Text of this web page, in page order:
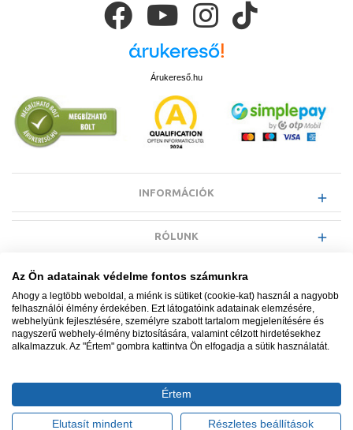
Árukereső.hu
INFORMÁCIÓK
RÓLUNK
EGYÉB INFORMÁCIÓK
VÁSÁRLÓI INFORMÁCIÓK
Minden jog fenntartva. © Adatkezelés nyilvántartási száma NAIH-
Az Ön adatainak védelme fontos számunkra
Ahogy a legtöbb weboldal, a miénk is sütiket (cookie-kat) használ a nagyobb
felhasználói élmény érdekében. Ezt látogatóink adatainak elemzésére,
webhelyünk fejlesztésére, személyre szabott tartalom megjelenítésére és
nagyszerű webhely-élmény biztosítására, valamint célzott hirdetésekhez
alkalmazzuk. Az "Értem" gombra kattintva Ön elfogadja a sütik használatát.
Értem
Elutasít mindent Részletes beállítások